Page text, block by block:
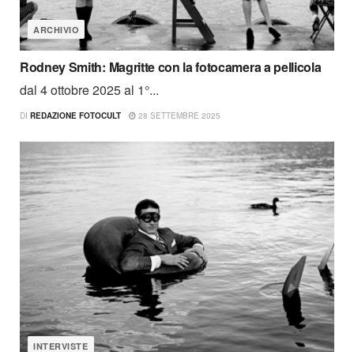
ARCHIVIO
Rodney Smith: Magritte con la fotocamera a pellicola
dal 4 ottobre 2025 al 1°...
DI REDAZIONE FOTOCULT 28 SETTEMBRE 2025
INTERVISTE